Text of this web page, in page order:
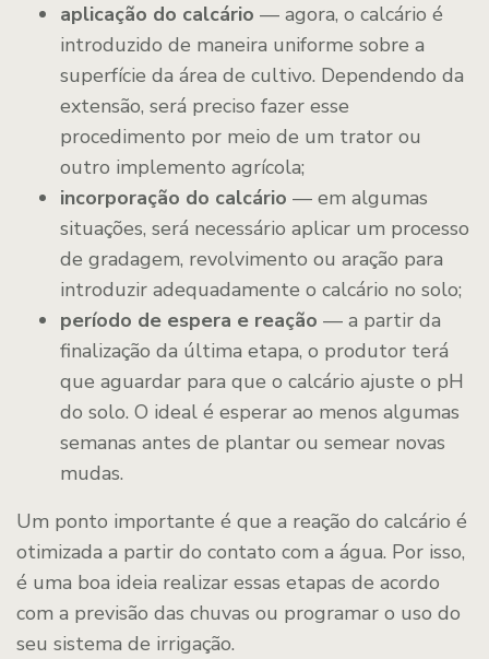
aplicação do calcário — agora, o calcário é
introduzido de maneira uniforme sobre a
superfície da área de cultivo. Dependendo da
extensão, será preciso fazer esse
procedimento por meio de um trator ou
outro implemento agrícola;
incorporação do calcário — em algumas
situações, será necessário aplicar um processo
de gradagem, revolvimento ou aração para
introduzir adequadamente o calcário no solo;
período de espera e reação — a partir da
finalização da última etapa, o produtor terá
que aguardar para que o calcário ajuste o pH
do solo. O ideal é esperar ao menos algumas
semanas antes de plantar ou semear novas
mudas.
Um ponto importante é que a reação do calcário é
otimizada a partir do contato com a água. Por isso,
é uma boa ideia realizar essas etapas de acordo
com a previsão das chuvas ou programar o uso do
seu sistema de irrigação.